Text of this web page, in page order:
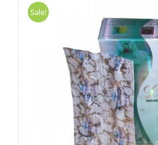
Sale!